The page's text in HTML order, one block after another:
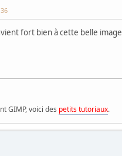
fort bien à cette belle image
GIMP, voici des petits tutoriaux.